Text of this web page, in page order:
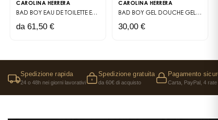
CAROLINA HERRERA
BAD BOY EAU DE TOILETTE EAU DE TOILETTE
da 61,50 €
CAROLINA HERRERA
BAD BOY GEL DOUCHE GEL DOUCHE
30,00 €
Spedizione rapida
24 o 48h nei giorni lavorativi
Spedizione gratuita
da 60€ di acquisto
Pagamento
Carta, PayPal, 4